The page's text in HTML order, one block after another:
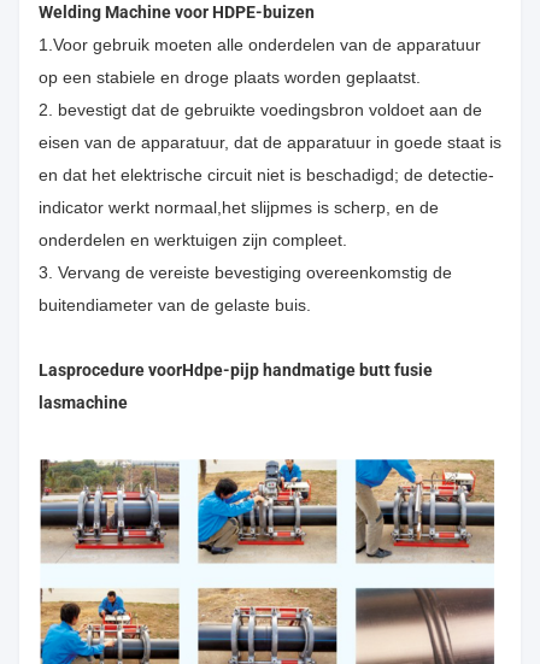
Welding Machine voor HDPE-buizen
1.Voor gebruik moeten alle onderdelen van de apparatuur
op een stabiele en droge plaats worden geplaatst.
2. bevestigt dat de gebruikte voedingsbron voldoet aan de
eisen van de apparatuur, dat de apparatuur in goede staat is
en dat het elektrische circuit niet is beschadigd; de detectie-
indicator werkt normaal,het slijpmes is scherp, en de
onderdelen en werktuigen zijn compleet.
3. Vervang de vereiste bevestiging overeenkomstig de
buitendiameter van de gelaste buis.
Lasprocedure voorHdpe-pijp handmatige butt fusie
lasmachine